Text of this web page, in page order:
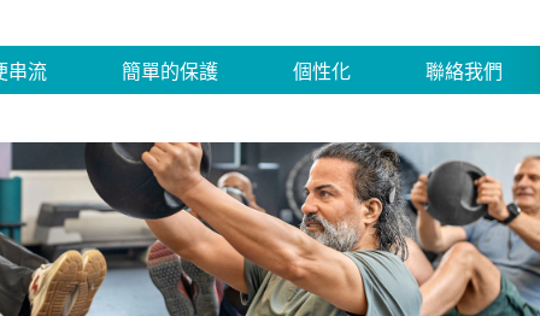
串流 簡單的保護 個性化 聯絡我們